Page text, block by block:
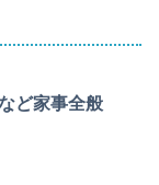
ど家事全般